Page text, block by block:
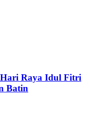
Hari Raya Idul Fitri
Batin